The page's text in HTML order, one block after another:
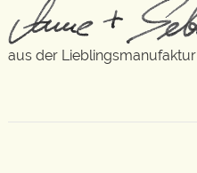
aus der Lieblingsmanufaktur